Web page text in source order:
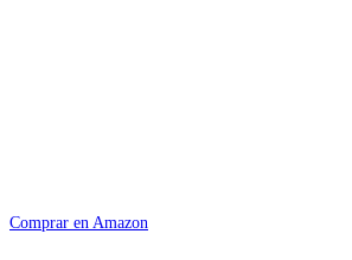
Comprar en Amazon